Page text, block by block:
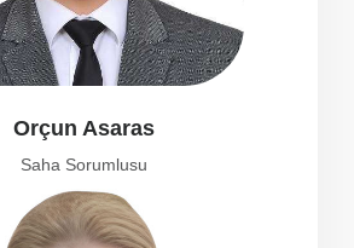
Orçun Asaras
Saha Sorumlusu